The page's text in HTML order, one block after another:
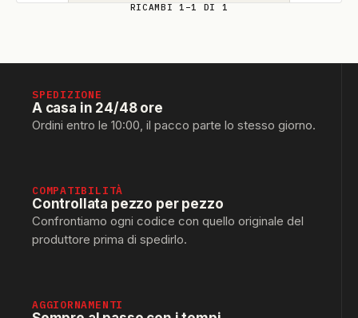
RICAMBI 1–1 DI 1
SPEDIZIONE
A casa in 24/48 ore
Ordini entro le 10:00, il pacco parte lo stesso giorno.
COMPATIBILITÀ
Controllata pezzo per pezzo
Confrontiamo ogni codice con quello originale del
produttore prima di spedirlo.
AGGIORNAMENTI